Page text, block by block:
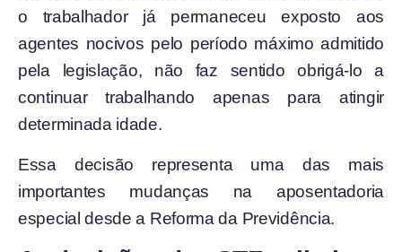
o trabalhador já permaneceu exposto aos
agentes nocivos pelo período máximo admitido
pela legislação, não faz sentido obrigá-lo a
continuar trabalhando apenas para atingir
determinada idade.
Essa decisão representa uma das mais
importantes mudanças na aposentadoria
especial desde a Reforma da Previdência.